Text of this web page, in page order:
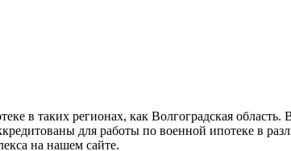
в таких регионах, как Волгоградская
для работы по военной ипотеке в
на нашем сайте.